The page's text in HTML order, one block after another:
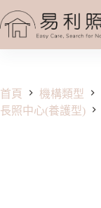
至
容
首頁 機構類型
長照中心(養護型)